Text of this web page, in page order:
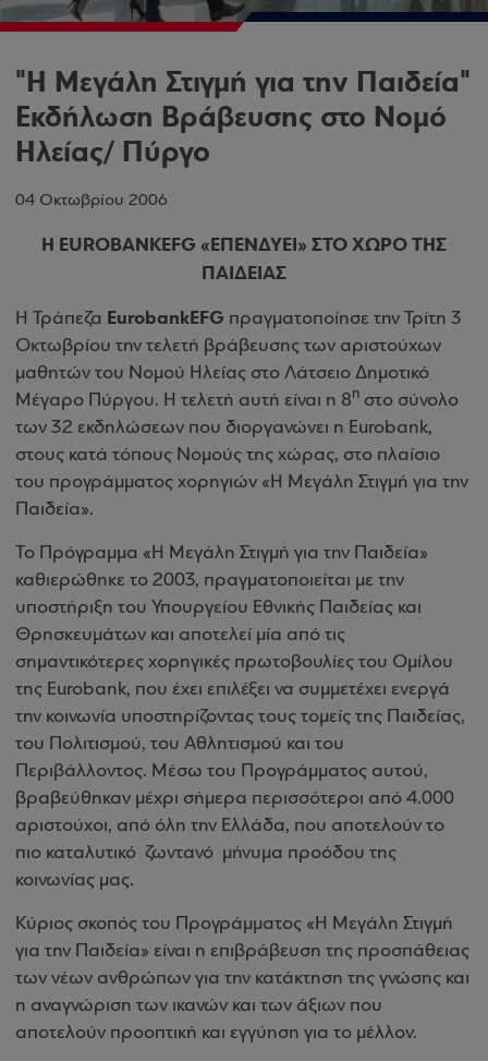
"Η Μεγάλη Στιγμή για την Παιδεία"
Εκδήλωση Βράβευσης στο Νομό
Ηλείας/ Πύργο
04 Οκτωβρίου 2006
Η EUROBANKEFG «ΕΠΕΝΔΥΕΙ» ΣΤΟ ΧΩΡΟ ΤΗΣ
ΠΑΙΔΕΙΑΣ
Η Τράπεζα EurobankEFG πραγματοποίησε την Τρίτη 3
Οκτωβρίου την τελετή βράβευσης των αριστούχων
μαθητών του Νομού Ηλείας στο Λάτσειο Δημοτικό
Μέγαρο Πύργου. Η τελετή αυτή είναι η 8η στο σύνολο
των 32 εκδηλώσεων που διοργανώνει η Eurobank,
στους κατά τόπους Νομούς της χώρας, στο πλαίσιο
του προγράμματος χορηγιών «Η Μεγάλη Στιγμή για την
Παιδεία».
Το Πρόγραμμα «Η Μεγάλη Στιγμή για την Παιδεία»
καθιερώθηκε το 2003, πραγματοποιείται με την
υποστήριξη του Υπουργείου Εθνικής Παιδείας και
Θρησκευμάτων και αποτελεί μία από τις
σημαντικότερες χορηγικές πρωτοβουλίες του Ομίλου
της Eurobank, που έχει επιλέξει να συμμετέχει ενεργά
την κοινωνία υποστηρίζοντας τους τομείς της Παιδείας,
του Πολιτισμού, του Αθλητισμού και του
Περιβάλλοντος. Μέσω του Προγράμματος αυτού,
βραβεύθηκαν μέχρι σήμερα περισσότεροι από 4.000
αριστούχοι, από όλη την Ελλάδα, που αποτελούν το
πιο καταλυτικό ζωντανό μήνυμα προόδου της
κοινωνίας μας.
Κύριος σκοπός του Προγράμματος «Η Μεγάλη Στιγμή
για την Παιδεία» είναι η επιβράβευση της προσπάθειας
των νέων ανθρώπων για την κατάκτηση της γνώσης και
η αναγνώριση των ικανών και των άξιων που
αποτελούν προοπτική και εγγύηση για το μέλλον.